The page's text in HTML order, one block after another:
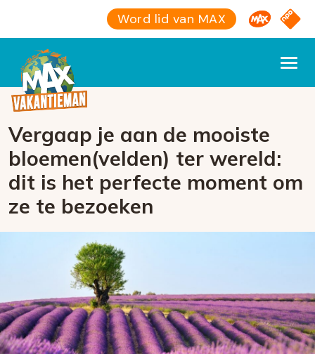
Word lid van MAX Omroep
NPO
Vergaap je aan de mooiste
bloemen(velden) ter wereld:
dit is het perfecte moment om
ze te bezoeken